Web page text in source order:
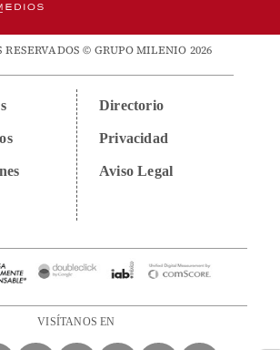
RESERVADOS © GRUPO MILENIO 2026
Directorio
Privacidad
Aviso Legal
VISÍTANOS EN